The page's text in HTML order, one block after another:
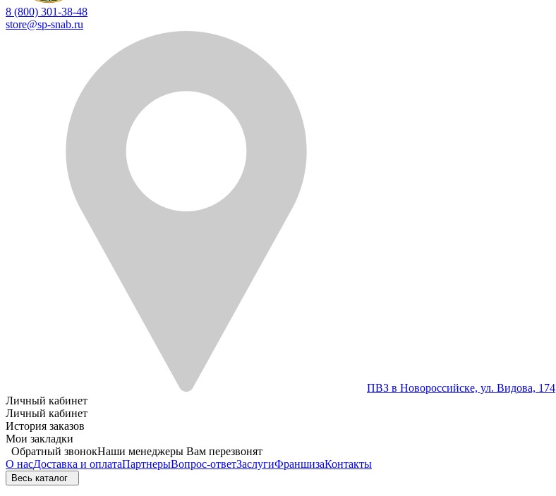
8 (800) 301-38-48
store@sp-snab.ru
ПВЗ в Новороссийске, ул. Видова, 174
Личный кабинет
Личный кабинет
История заказов
Мои закладки
Обратный звонокНаши менеджеры Вам перезвонят
О насДоставка и оплатаПартнерыВопрос-ответЗаслугиФраншизаКонтакты
Весь каталог